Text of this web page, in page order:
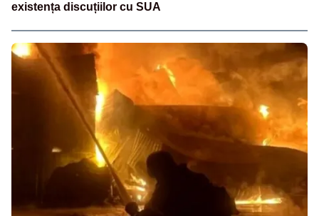
existența discuțiilor cu SUA